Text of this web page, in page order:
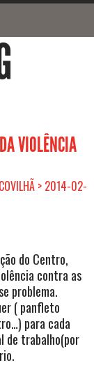
VIOLÊNCIA
COVILHÃ > 2014-02-
do Centro,
contra as
problema.
( panfleto
para cada
de trabalho(por